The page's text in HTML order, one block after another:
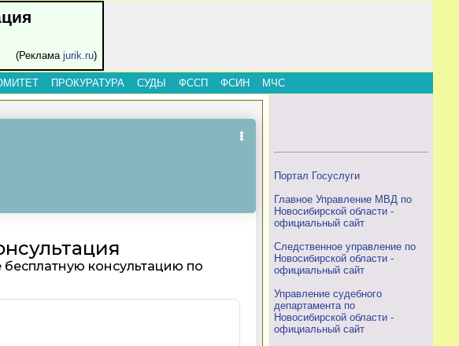
(Реклама jurik.ru)
ПРОКУРАТУРА СУДЫ ФССП ФСИН МЧС
Портал Госуслуги
Главное Управление МВД по
Новосибирской области -
официальный сайт
Следственное управление по
Новосибирской области -
официальный сайт
Управление судебного
департамента по
Новосибирской области -
официальный сайт